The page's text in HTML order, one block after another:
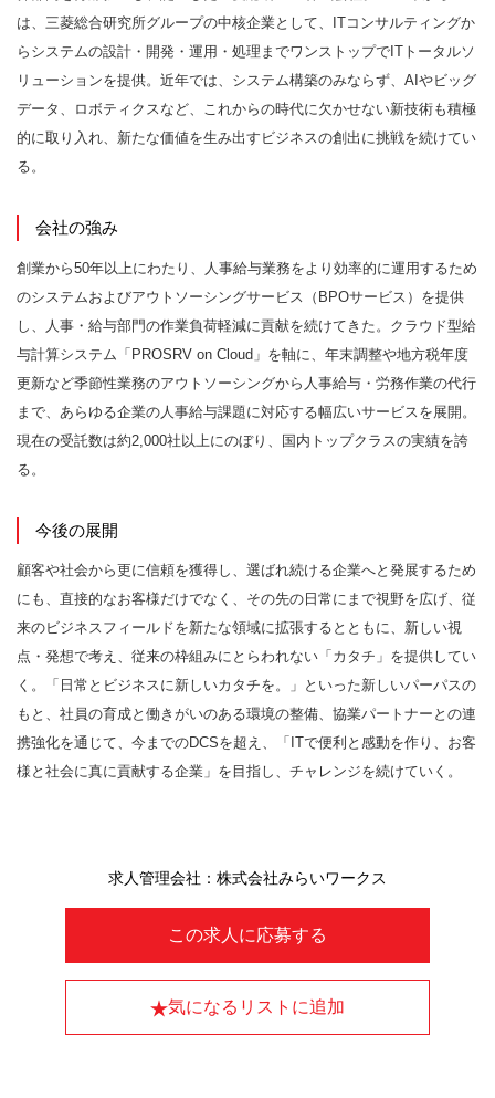
は、三菱総合研究所グループの中核企業として、ITコンサルティングか
らシステムの設計・開発・運用・処理までワンストップでITトータルソ
リューションを提供。近年では、システム構築のみならず、AIやビッグ
データ、ロボティクスなど、これからの時代に欠かせない新技術も積極
的に取り入れ、新たな価値を生み出すビジネスの創出に挑戦を続けてい
る。
会社の強み
創業から50年以上にわたり、人事給与業務をより効率的に運用するため
のシステムおよびアウトソーシングサービス（BPOサービス）を提供
し、人事・給与部門の作業負荷軽減に貢献を続けてきた。クラウド型給
与計算システム「PROSRV on Cloud」を軸に、年末調整や地方税年度
更新など季節性業務のアウトソーシングから人事給与・労務作業の代行
まで、あらゆる企業の人事給与課題に対応する幅広いサービスを展開。
現在の受託数は約2,000社以上にのぼり、国内トップクラスの実績を誇
る。
今後の展開
顧客や社会から更に信頼を獲得し、選ばれ続ける企業へと発展するため
にも、直接的なお客様だけでなく、その先の日常にまで視野を広げ、従
来のビジネスフィールドを新たな領域に拡張するとともに、新しい視
点・発想で考え、従来の枠組みにとらわれない「カタチ」を提供してい
く。「日常とビジネスに新しいカタチを。」といった新しいパーパスの
もと、社員の育成と働きがいのある環境の整備、協業パートナーとの連
携強化を通じて、今までのDCSを超え、「ITで便利と感動を作り、お客
様と社会に真に貢献する企業」を目指し、チャレンジを続けていく。
この求人に応募する
気になるリストに追加
求人管理会社：株式会社みらいワークス